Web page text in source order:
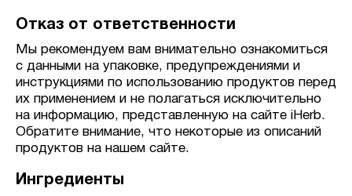
Отказ от ответственности
Мы рекомендуем вам внимательно ознакомиться
с данными на упаковке, предупреждениями и
инструкциями по использованию продуктов перед
их применением и не полагаться исключительно
на информацию, представленную на сайте iHerb.
Обратите внимание, что некоторые из описаний
продуктов на нашем сайте.
Ингредиенты